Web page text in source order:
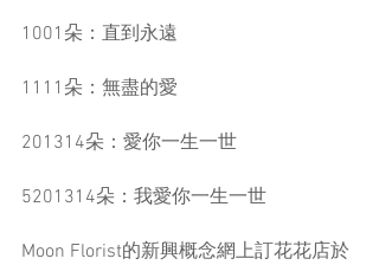
1001朵：直到永遠
1111朵：無盡的愛
201314朵：愛你一生一世
5201314朵：我愛你一生一世
Moon Florist的新興概念網上訂花花店於